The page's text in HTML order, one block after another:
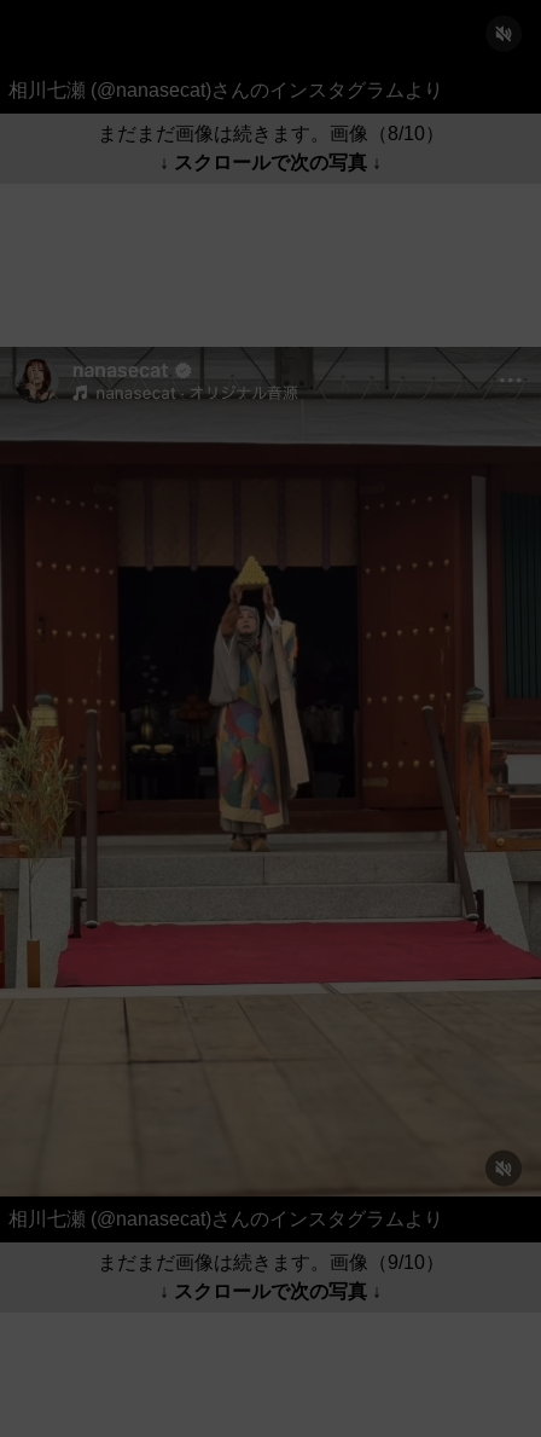
相川七瀬 (@nanasecat)さんのインスタグラムより
まだまだ画像は続きます。画像（8/10）
↓ スクロールで次の写真 ↓
相川七瀬 (@nanasecat)さんのインスタグラムより
まだまだ画像は続きます。画像（9/10）
↓ スクロールで次の写真 ↓